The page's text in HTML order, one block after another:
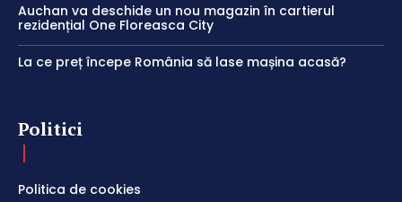
Auchan va deschide un nou magazin în cartierul
rezidențial One Floreasca City
La ce preț începe România să lase mașina acasă?
Politici
Politica de cookies